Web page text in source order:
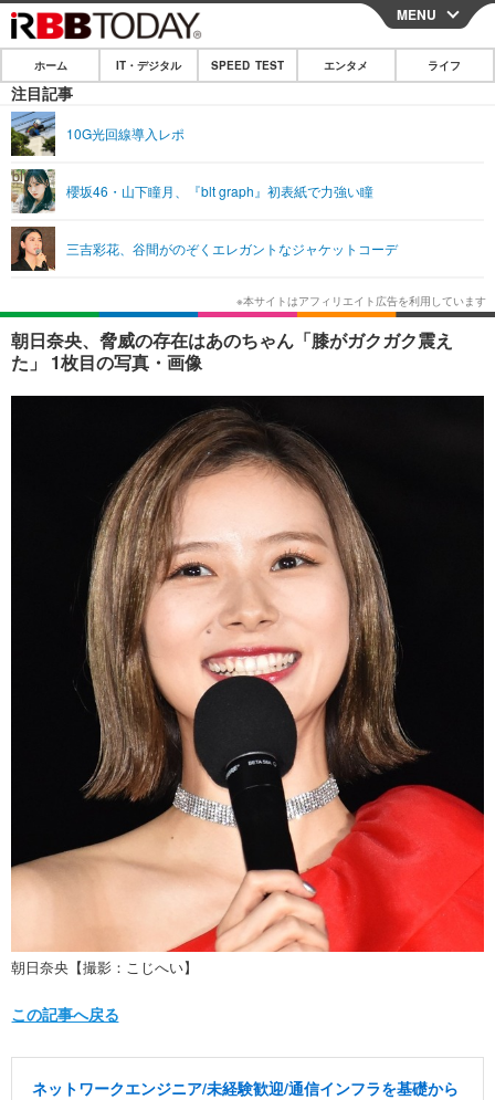
CLOSE
ホーム
IT・デジタル
ショッピング その他
SPEED TEST
エンタメ
エンタメTOP 映画・ドラマ
韓国・芸能
音楽 スポーツ
ショッピング
ライフ
ライフTOP グルメ
ペット ショッピング
その他
リリース一覧
プッシュ通知の停止方法
MENU
ホーム IT・デジタル SPEED TEST エンタメ ライフ
注目記事
10G光回線導入レポ
櫻坂46・山下瞳月、『blt graph』初表紙で力強い瞳
三吉彩花、谷間がのぞくエレガントなジャケットコーデ
朝日奈央、脅威の存在はあのちゃん「膝がガクガク震え
た」 1枚目の写真・画像
朝日奈央【撮影：こじへい】
この記事へ戻る
ネットワークエンジニア/未経験歓迎/通信インフラを基礎から